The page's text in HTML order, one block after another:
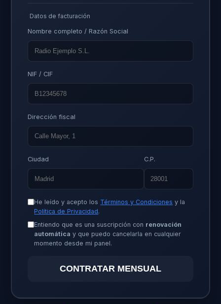
Datos de facturación
Nombre completo / Razón Social
NIF / CIF
Dirección fiscal
Ciudad C.P.
He leído y acepto los Términos y Condiciones y la
Política de Privacidad.
Entiendo que es una suscripción con renovación
automática y que puedo cancelarla en cualquier
momento desde mi panel.
CONTRATAR MENSUAL